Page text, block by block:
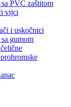
PVC zaštitom
vijci
i uskočnici
gumom